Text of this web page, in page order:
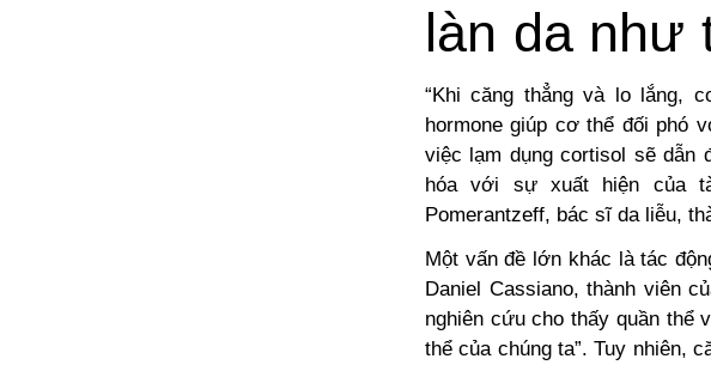
làn da như
“Khi căng thẳng và lo lắng,
hormonegiúp cơ thể đối phó
việc lạm dụng cortisol sẽdẫn
hóa với sự xuất hiện của
Pomerantzeff, bác sĩ da liễu,
Một vấn đề lớn khác là tác
Daniel Cassiano, thành viên
nghiên cứu cho thấy quần thể
thể của chúng ta”. Tuy nhiên,